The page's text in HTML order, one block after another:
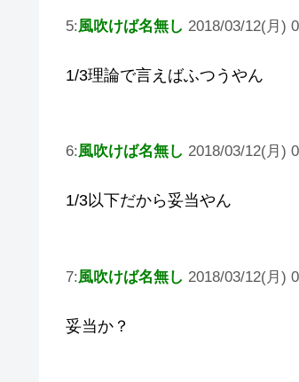
5:風吹けば名無し 2018/03/12(月)
1/3理論で言えばふつうやん
6:風吹けば名無し 2018/03/12(月)
1/3以下だから妥当やん
7:風吹けば名無し 2018/03/12(月)
妥当か？